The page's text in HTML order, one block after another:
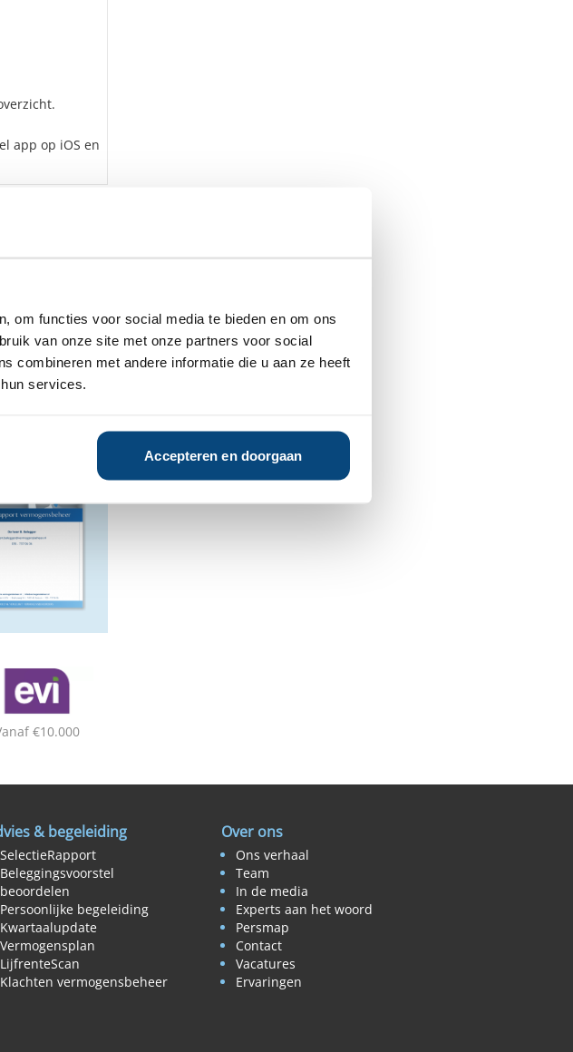
om functies voor social media te bieden en om ons
van onze site met onze partners voor social
combineren met andere informatie die u aan ze heeft
services.
Accepteren en doorgaan
app op iOS en
€10.000
& begeleiding
SelectieRapport
Beleggingsvoorstel
beoordelen
Persoonlijke begeleiding
Kwartaalupdate
Vermogensplan
LijfrenteScan
Klachten vermogensbeheer
Over ons
Ons verhaal
Team
In de media
Experts aan het woord
Persmap
Contact
Vacatures
Ervaringen